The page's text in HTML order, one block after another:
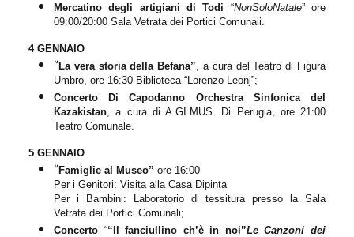
Mercatino degli artigiani di Todi “NonSoloNatale” ore
09:00/20:00 Sala Vetrata dei Portici Comunali.
4 GENNAIO
“La vera storia della Befana” ,a cura del Teatro di Figura
Umbro, ore 16:30 Biblioteca “Lorenzo Leonj”;
Concerto Di Capodanno
Orchestra Sinfonica del
Kazakistan
a cura di A.GI.MUS. Di Perugia, ore 21:00
Teatro Comunale.
5 GENNAIO
“Famiglie al Museo” ore 16:00
Per i Genitori: Visita alla Casa Dipinta
Per i Bambini: Laboratorio di tessitura presso la Sala
Vetrata dei Portici Comunali;
Concerto ““Il fanciullino ch’è in noi”Le Canzoni dei